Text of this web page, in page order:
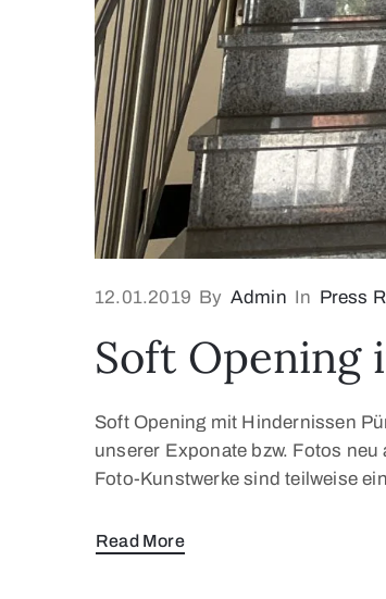
12.01.2019 By Admin In Press
Soft Opening
Soft Opening mit Hindernissen
unserer Exponate bzw. Fotos
Foto-Kunstwerke sind teilweise
Read More